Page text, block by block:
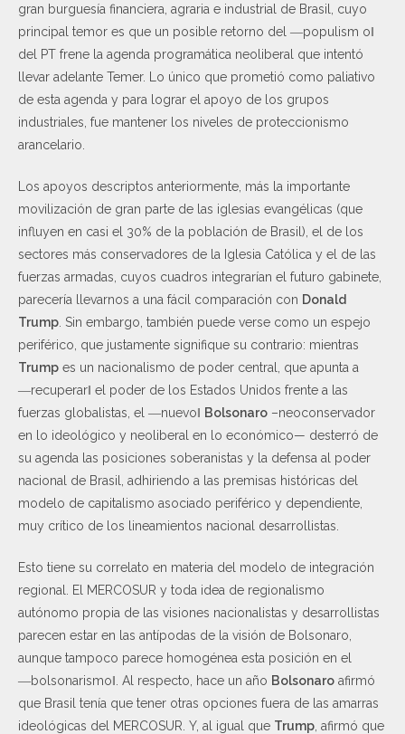
gran burguesía financiera, agraria e industrial de Brasil, cuyo
principal temor es que un posible retorno del ―populism o‖
del PT frene la agenda programática neoliberal que intentó
llevar adelante Temer. Lo único que prometió como paliativo
de esta agenda y para lograr el apoyo de los grupos
industriales, fue mantener los niveles de proteccionismo
arancelario.
Los apoyos descriptos anteriormente, más la importante
movilización de gran parte de las iglesias evangélicas (que
influyen en casi el 30% de la población de Brasil), el de los
sectores más conservadores de la Iglesia Católica y el de las
fuerzas armadas, cuyos cuadros integrarían el futuro gabinete,
parecería llevarnos a una fácil comparación con Donald
Trump . Sin embargo, también puede verse como un espejo
periférico, que justamente signifique su contrario: mientras
Trump es un nacionalismo de poder central, que apunta a
―recuperar‖ el poder de los Estados Unidos frente a las
fuerzas globalistas, el ―nuevo‖ Bolsonaro –neoconservador
en lo ideológico y neoliberal en lo económico— desterró de
su agenda las posiciones soberanistas y la defensa al poder
nacional de Brasil, adhiriendo a las premisas históricas del
modelo de capitalismo asociado periférico y dependiente,
muy crítico de los lineamientos nacional desarrollistas.
Esto tiene su correlato en materia del modelo de integración
regional. El MERCOSUR y toda idea de regionalismo
autónomo propia de las visiones nacionalistas y desarrollistas
parecen estar en las antípodas de la visión de Bolsonaro,
aunque tampoco parece homogénea esta posición en el
―bolsonarismo‖. Al respecto, hace un año Bolsonaro afirmó
que Brasil tenía que tener otras opciones fuera de las amarras
ideológicas del MERCOSUR. Y, al igual que Trump , afirmó que